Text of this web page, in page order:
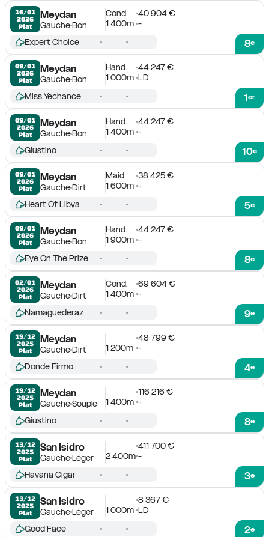
16/01
2026
Plat
Meydan
GaucheBon
Cond.
40 904 €
1 400m -
8e
Expert Choice
09/01
2026
Plat
Meydan
GaucheBon
Hand.
44 247 €
1 000m LD
1er
Miss Yechance
09/01
2026
Plat
Meydan
GaucheBon
Hand.
44 247 €
1 400m -
10e
Giustino
09/01
2026
Plat
Meydan
GaucheDirt
Maid.
38 425 €
1 600m -
5e
Heart Of Libya
09/01
2026
Plat
Meydan
GaucheBon
Hand.
44 247 €
1 900m -
8e
Eye On The Prize
02/01
2026
Plat
Meydan
GaucheDirt
Cond.
69 604 €
1 400m -
9e
Namaguederaz
19/12
2025
Plat
Meydan
GaucheDirt
48 799 €
1 200m -
4e
Donde Firmo
19/12
2025
Plat
Meydan
GaucheSouple
116 216 €
1 400m -
8e
Giustino
13/12
2025
Plat
San Isidro
GaucheLéger
411 700 €
2 400m -
3e
Havana Cigar
13/12
2025
Plat
San Isidro
GaucheLéger
8 367 €
1 000m LD
2e
Good Face